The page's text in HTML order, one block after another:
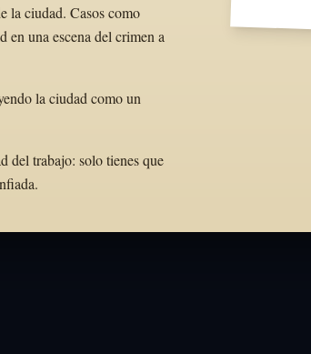
la ciudad. Casos como
una escena del crimen a
la ciudad como un
del trabajo: solo tienes que